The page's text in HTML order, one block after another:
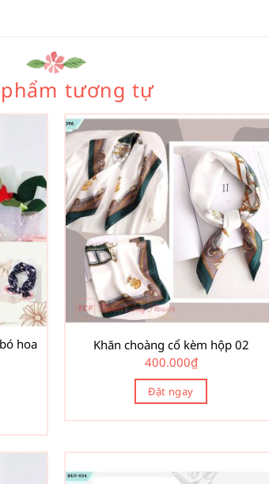
phẩm tương tự
hoa
Khăn choàng cổ kèm hộp 02
400.000₫
Đặt ngay